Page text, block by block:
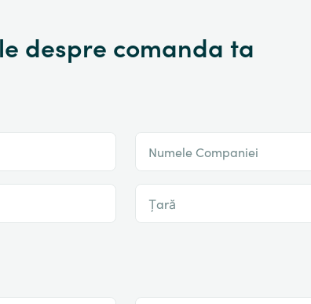
despre comanda ta
Numele Companiei
Țară